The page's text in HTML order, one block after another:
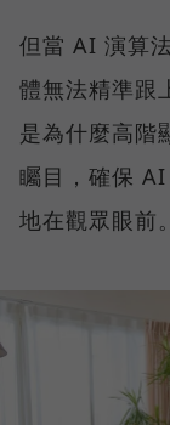
但當 AI 演算
體無法精準跟
是為什麼高階
矚目，確保
地在觀眾眼前。